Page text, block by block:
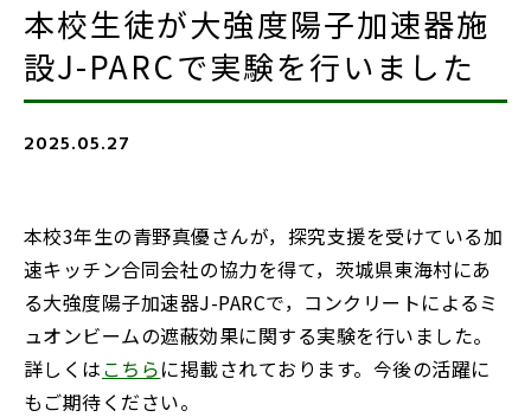
研究・研修
SSH活動
リンク集 アクセス・お問合せ
English 寄附
教職員募集
本校生徒が大強度陽子加速器施
設J-PARCで実験を行いました
2025.05.27
本校3年生の青野真優さんが，探究支援を受けている加
速キッチン合同会社の協力を得て，茨城県東海村にあ
る大強度陽子加速器J-PARCで，コンクリートによるミ
ュオンビームの遮蔽効果に関する実験を行いました。
詳しくはこちらに掲載されております。今後の活躍に
もご期待ください。